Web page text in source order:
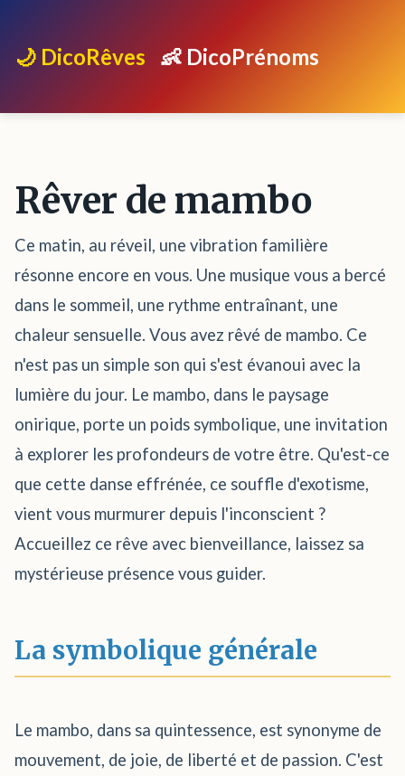
🌙 DicoRêves 👶 DicoPrénoms
Rêver de mambo
Ce matin, au réveil, une vibration familière
résonne encore en vous. Une musique vous a bercé
dans le sommeil, une rythme entraînant, une
chaleur sensuelle. Vous avez rêvé de mambo. Ce
n'est pas un simple son qui s'est évanoui avec la
lumière du jour. Le mambo, dans le paysage
onirique, porte un poids symbolique, une invitation
à explorer les profondeurs de votre être. Qu'est-ce
que cette danse effrénée, ce souffle d'exotisme,
vient vous murmurer depuis l'inconscient ?
Accueillez ce rêve avec bienveillance, laissez sa
mystérieuse présence vous guider.
La symbolique générale
Le mambo, dans sa quintessence, est synonyme de
mouvement, de joie, de liberté et de passion. C'est